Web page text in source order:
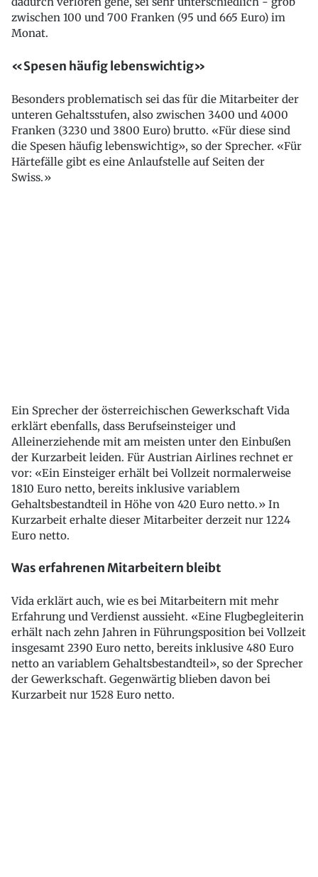
zwischen 100 und 700 Franken (95 und 665 Euro) im
Monat.
«Spesen häufig lebenswichtig»
Besonders problematisch sei das für die Mitarbeiter der
unteren Gehaltsstufen, also zwischen 3400 und 4000
Franken (3230 und 3800 Euro) brutto. «Für diese sind
die Spesen häufig lebenswichtig», so der Sprecher. «Für
Härtefälle gibt es eine Anlaufstelle auf Seiten der
Swiss.»
Ein Sprecher der österreichischen Gewerkschaft Vida
erklärt ebenfalls, dass Berufseinsteiger und
Alleinerziehende mit am meisten unter den Einbußen
der Kurzarbeit leiden. Für Austrian Airlines rechnet er
vor: «Ein Einsteiger erhält bei Vollzeit normalerweise
1810 Euro netto, bereits inklusive variablem
Gehaltsbestandteil in Höhe von 420 Euro netto.» In
Kurzarbeit erhalte dieser Mitarbeiter derzeit nur 1224
Euro netto.
Was erfahrenen Mitarbeitern bleibt
Vida erklärt auch, wie es bei Mitarbeitern mit mehr
Erfahrung und Verdienst aussieht. «Eine Flugbegleiterin
erhält nach zehn Jahren in Führungsposition bei Vollzeit
insgesamt 2390 Euro netto, bereits inklusive 480 Euro
netto an variablem Gehaltsbestandteil», so der Sprecher
der Gewerkschaft. Gegenwärtig blieben davon bei
Kurzarbeit nur 1528 Euro netto.